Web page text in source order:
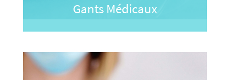
Gants Médicaux